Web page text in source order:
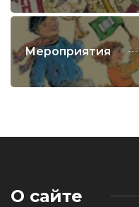
Мероприятия
О сайте